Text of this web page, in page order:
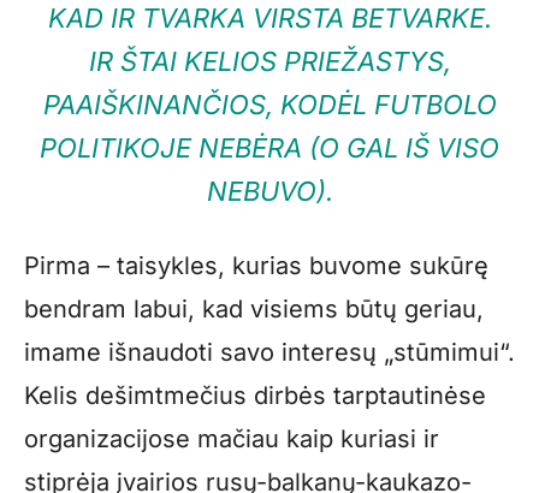
KAD IR TVARKA VIRSTA BETVARKE.
IR ŠTAI KELIOS PRIEŽASTYS,
PAAIŠKINANČIOS, KODĖL FUTBOLO
POLITIKOJE NEBĖRA (O GAL IŠ VISO
NEBUVO).
Pirma – taisykles, kurias buvome sukūrę
bendram labui, kad visiems būtų geriau,
imame išnaudoti savo interesų „stūmimui“.
Kelis dešimtmečius dirbės tarptautinėse
organizacijose mačiau kaip kuriasi ir
stiprėja įvairios rusų-balkanų-kaukazo-